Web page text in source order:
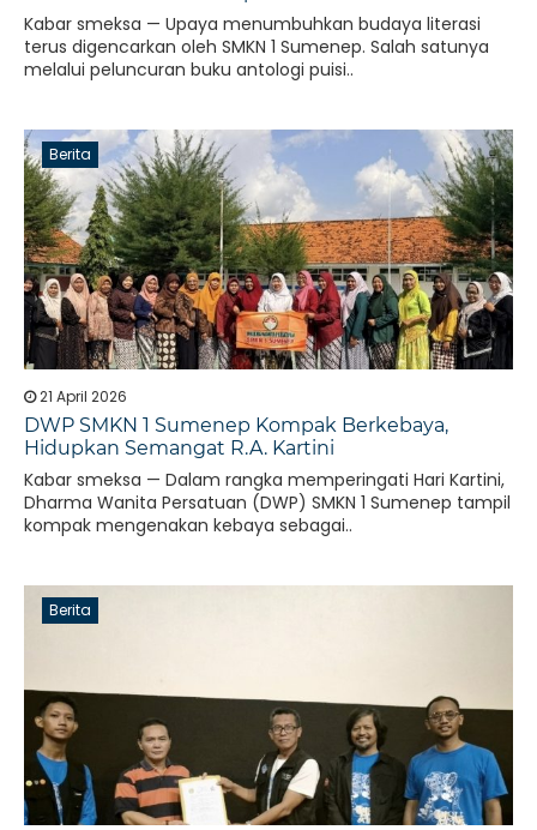
Kabar smeksa — Upaya menumbuhkan budaya literasi
terus digencarkan oleh SMKN 1 Sumenep. Salah satunya
melalui peluncuran buku antologi puisi..
Berita
21 April 2026
DWP SMKN 1 Sumenep Kompak Berkebaya,
Hidupkan Semangat R.A. Kartini
Kabar smeksa — Dalam rangka memperingati Hari Kartini,
Dharma Wanita Persatuan (DWP) SMKN 1 Sumenep tampil
kompak mengenakan kebaya sebagai..
Berita